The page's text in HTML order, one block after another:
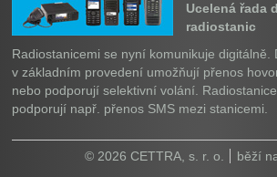
Ucelená řada
radiostanic
Radiostanicemi se nyní komunikuje digitálně.
v základním provedení umožňují přenos
nebo podporují selektivní volání.
podporují např. přenos SMS mezi stanicemi.
© 2026 CETTRA, s. r. o. běží